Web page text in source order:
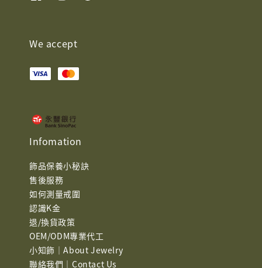
We accept
Infomation
飾品保養小秘訣
售後服務
如何測量戒圍
認識K金
退/換貨政策
OEM/ODM專業代工
小知飾｜About Jewelry
聯絡我們｜Contact Us